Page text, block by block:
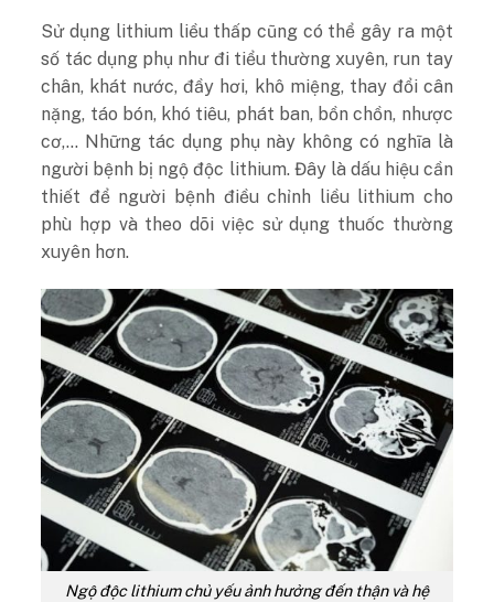
Sử dụng lithium liều thấp cũng có thể gây ra một
số tác dụng phụ như đi tiểu thường xuyên, run tay
chân, khát nước, đầy hơi, khô miệng, thay đổi cân
nặng, táo bón, khó tiêu, phát ban, bồn chồn, nhược
cơ,… Những tác dụng phụ này không có nghĩa là
người bệnh bị ngộ độc lithium. Đây là dấu hiệu cần
thiết để người bệnh điều chỉnh liều lithium cho
phù hợp và theo dõi việc sử dụng thuốc thường
xuyên hơn.
Ngộ độc lithium chủ yếu ảnh hưởng đến thận và hệ